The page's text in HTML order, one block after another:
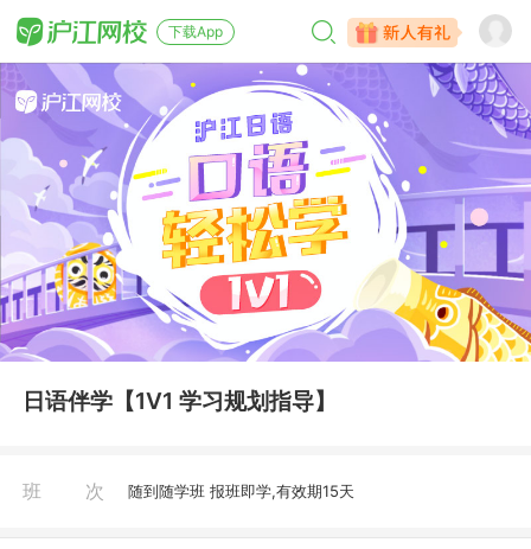
下载App
日语伴学【1V1 学习规划指导】
班次 随到随学班 报班即学,有效期15天